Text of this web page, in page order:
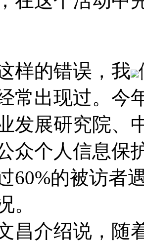
样的错误，我
常出现过。今
发展研究院、
公众个人信息
60%的被访者
。
昌介绍说，随